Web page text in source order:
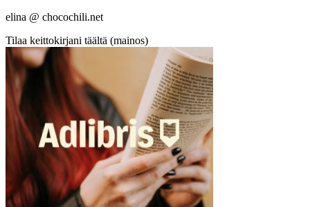
elina @ chocochili.net
Tilaa keittokirjani täältä (mainos)